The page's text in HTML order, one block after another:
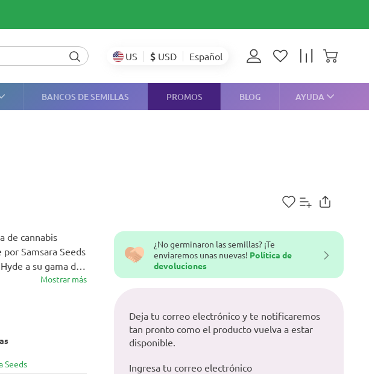
US $ USD Español
BANCOS DE SEMILLAS PROMOS BLOG AYUDA
Seeds
de cannabis
Samsara Seeds
a su gama de
de THC, esta
únicas:
que
Mostrar más
¿No germinaron las semillas? ¡Te
enviaremos unas nuevas! Política de
devoluciones
Deja tu correo electrónico y te notificaremos
tan pronto como el producto vuelva a estar
disponible.
Ingresa tu correo electrónico